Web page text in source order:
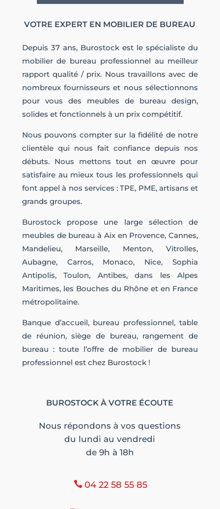
VOTRE EXPERT EN MOBILIER DE BUREAU
Depuis 37 ans, Burostock est le spécialiste du
mobilier de bureau professionnel au meilleur
rapport qualité / prix. Nous travaillons avec de
nombreux fournisseurs et nous sélectionnons
pour vous des meubles de bureau design,
solides et fonctionnels à un prix compétitif.
Nous pouvons compter sur la fidélité de notre
clientèle qui nous fait confiance depuis nos
débuts. Nous mettons tout en œuvre pour
satisfaire au mieux tous les professionnels qui
font appel à nos services : TPE, PME, artisans et
grands groupes.
Burostock propose une large sélection de
meubles de bureau à Aix en Provence, Cannes,
Mandelieu, Marseille, Menton, Vitrolles,
Aubagne, Carros, Monaco, Nice, Sophia
Antipolis, Toulon, Antibes, dans les Alpes
Maritimes, les Bouches du Rhône et en France
métropolitaine.
Banque d’accueil, bureau professionnel, table
de réunion, siège de bureau, rangement de
bureau : toute l’offre de mobilier de bureau
professionnel est chez Burostock !
BUROSTOCK À VOTRE ÉCOUTE
Nous répondons à vos questions
du lundi au vendredi
de 9h à 18h
04 22 58 55 85